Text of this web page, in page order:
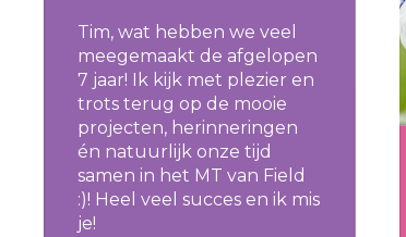
Tim, wat hebben we veel
meegemaakt de afgelopen
7 jaar! Ik kijk met plezier en
trots terug op de mooie
projecten, herinneringen
én natuurlijk onze tijd
samen in het MT van Field
:)! Heel veel succes en ik mis
je!